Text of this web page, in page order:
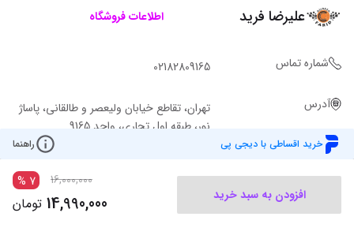
خرید اقساطی با دیجی پی راهنما
افزودن به سبد خرید
16,000,000
7
%
14,990,000 تومان
علیرضا فرید اطلاعات فروشگاه
شماره تماس 02182809165
آدرس
تهران، تقاطع خیابان ولیعصر و طالقانی، پاساژ
نور، طبقه اول تجاری، واحد 9165